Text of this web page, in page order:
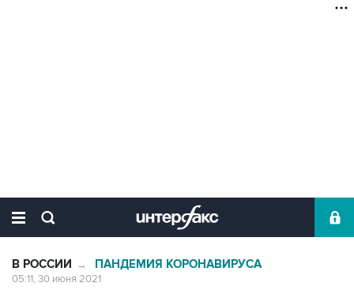
В РОССИИ → ПАНДЕМИЯ КОРОНАВИРУСА
05:11, 30 июня 2021